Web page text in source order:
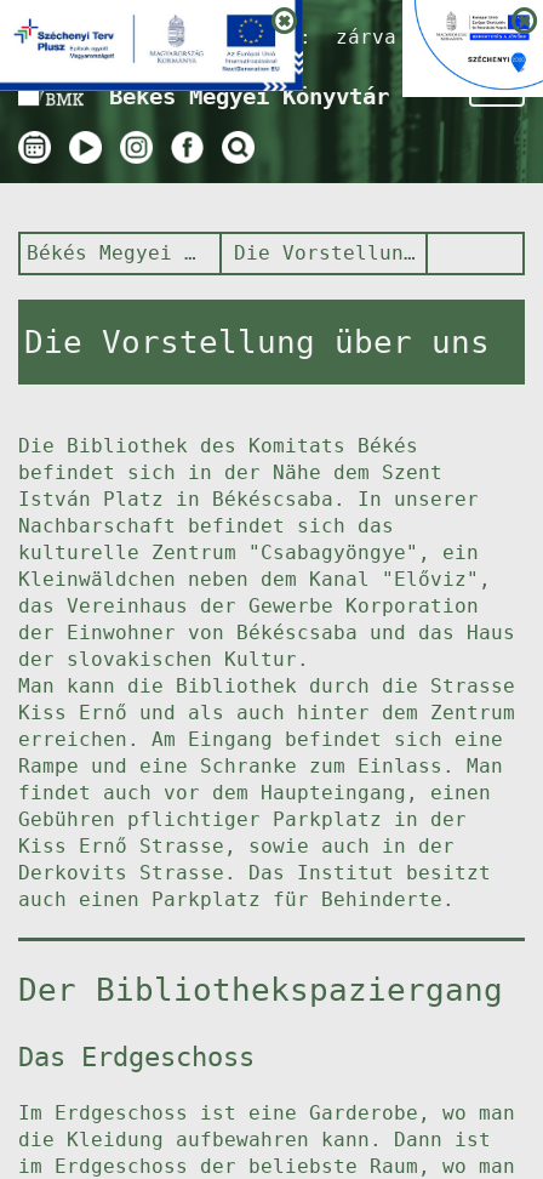
Nyitvatartás ma:zárva
Békés Megyei Könyvtár
Békés Megyei Könyvtár Die Vorstellung über uns
Die Vorstellung über uns
Die Bibliothek des Komitats Békés
befindet sich in der Nähe dem Szent
István Platz in Békéscsaba. In unserer
Nachbarschaft befindet sich das
kulturelle Zentrum "Csabagyöngye", ein
Kleinwäldchen neben dem Kanal "Előviz",
das Vereinhaus der Gewerbe Korporation
der Einwohner von Békéscsaba und das Haus
der slovakischen Kultur.
Man kann die Bibliothek durch die Strasse
Kiss Ernő und als auch hinter dem Zentrum
erreichen. Am Eingang befindet sich eine
Rampe und eine Schranke zum Einlass. Man
findet auch vor dem Haupteingang, einen
Gebühren pflichtiger Parkplatz in der
Kiss Ernő Strasse, sowie auch in der
Derkovits Strasse. Das Institut besitzt
auch einen Parkplatz für Behinderte.
Der Bibliothekspaziergang
Das Erdgeschoss
Im Erdgeschoss ist eine Garderobe, wo man
die Kleidung aufbewahren kann. Dann ist
im Erdgeschoss der beliebste Raum, wo man